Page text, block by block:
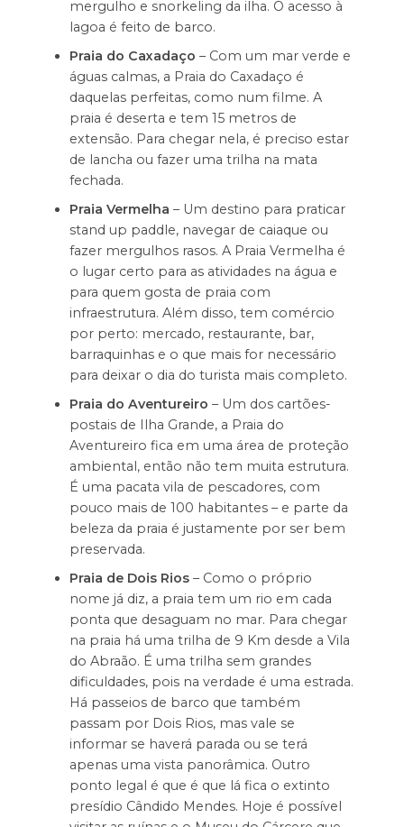
mergulho e snorkeling da ilha. O acesso à
lagoa é feito de barco.
Praia do Caxadaço – Com um mar verde e
águas calmas, a Praia do Caxadaço é
daquelas perfeitas, como num filme. A
praia é deserta e tem 15 metros de
extensão. Para chegar nela, é preciso estar
de lancha ou fazer uma trilha na mata
fechada.
Praia Vermelha – Um destino para praticar
stand up paddle, navegar de caiaque ou
fazer mergulhos rasos. A Praia Vermelha é
o lugar certo para as atividades na água e
para quem gosta de praia com
infraestrutura. Além disso, tem comércio
por perto: mercado, restaurante, bar,
barraquinhas e o que mais for necessário
para deixar o dia do turista mais completo.
Praia do Aventureiro – Um dos cartões-
postais de Ilha Grande, a Praia do
Aventureiro fica em uma área de proteção
ambiental, então não tem muita estrutura.
É uma pacata vila de pescadores, com
pouco mais de 100 habitantes – e parte da
beleza da praia é justamente por ser bem
preservada.
Praia de Dois Rios– Como o próprio
nome já diz, a praia tem um rio em cada
ponta que desaguam no mar. Para chegar
na praia há uma trilha de 9 Km desde a Vila
do Abraão. É uma trilha sem grandes
dificuldades, pois na verdade é uma estrada.
Há passeios de barco que também
passam por Dois Rios, mas vale se
informar se haverá parada ou se terá
apenas uma vista panorâmica. Outro
ponto legal é que é que lá fica o extinto
presídio Cândido Mendes. Hoje é possível